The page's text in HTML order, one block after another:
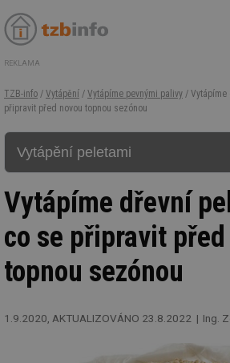
REKLAMA
TZB-info / Vytápění / Vytápíme pevnými palivy /
připravit před novou topnou sezónou
Vytápění peletami
Vytápíme dřevní
co se připravit
topnou sezónou
1.9.2020, AKTUALIZOVÁNO 23.8.2022 Ing.